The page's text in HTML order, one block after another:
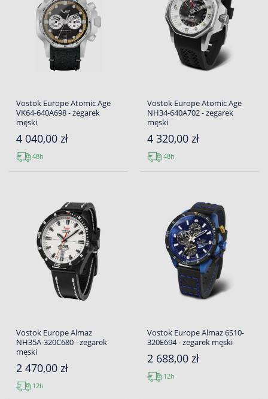
Vostok Europe Atomic Age
VK64-640A698 - zegarek
męski
4 040,00 zł
48h
Vostok Europe Atomic Age
NH34-640A702 - zegarek
męski
4 320,00 zł
48h
Vostok Europe Almaz
NH35A-320C680 - zegarek
męski
2 470,00 zł
12h
Vostok Europe Almaz 6S10-
320E694 - zegarek męski
2 688,00 zł
12h